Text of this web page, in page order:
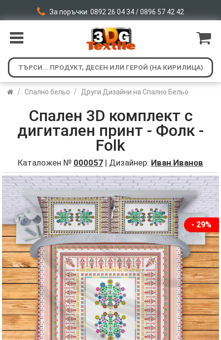
За поръчки: 0892 26 04 34 / 0896 57 42 42
/ Спално бельо / Други Дизайни на Спално Бельо
Спален 3D комплект с
дигитален принт - Фолк -
Folk
Каталожен № 000057 | Дизайнер: Иван Иванов
- 29%